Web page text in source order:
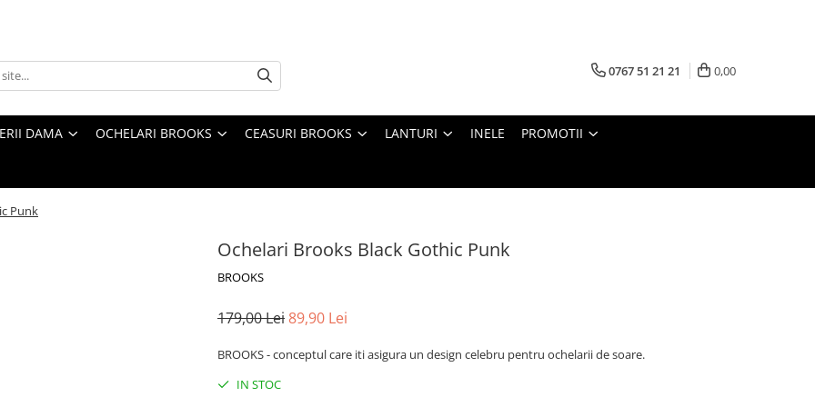
0767 51 21 21 0,00
DAMA OCHELARI BROOKS CEASURI BROOKS LANTURI INELE PROMOTII
Punk
Ochelari Brooks Black Gothic Punk
BROOKS
179,00 Lei89,90 Lei
BROOKS - conceptul care iti asigura un design celebru pentru ochelarii de soare.
IN STOC